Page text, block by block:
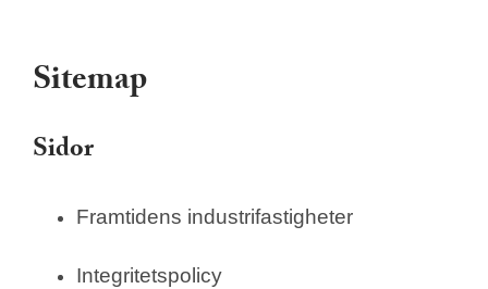
Sitemap
Sidor
Framtidens industrifastigheter
Integritetspolicy